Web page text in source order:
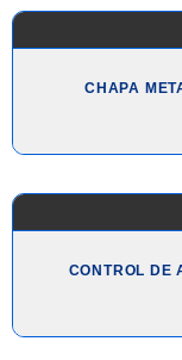
CHAPA
CONTROL DE